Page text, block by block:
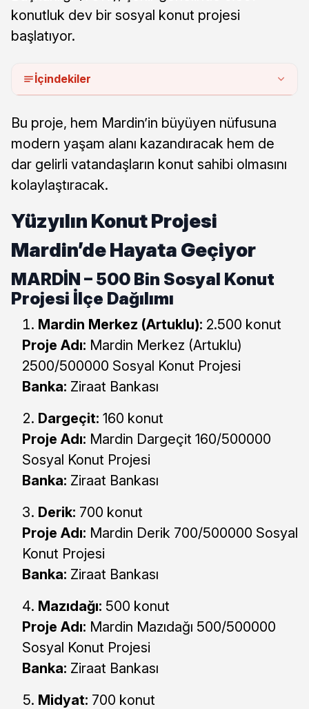
konutluk dev bir sosyal konut projesi
başlatıyor.
İçindekiler
Bu proje, hem Mardin’in büyüyen nüfusuna
modern yaşam alanı kazandıracak hem de
dar gelirli vatandaşların konut sahibi olmasını
kolaylaştıracak.
Yüzyılın Konut Projesi
Mardin’de Hayata Geçiyor
MARDİN – 500 Bin Sosyal Konut
Projesi İlçe Dağılımı
Mardin Merkez (Artuklu): 2.500 konut
Proje Adı: Mardin Merkez (Artuklu)
2500/500000 Sosyal Konut Projesi
Banka: Ziraat Bankası
Dargeçit: 160 konut
Proje Adı: Mardin Dargeçit 160/500000
Sosyal Konut Projesi
Banka: Ziraat Bankası
Derik: 700 konut
Proje Adı: Mardin Derik 700/500000 Sosyal
Konut Projesi
Banka: Ziraat Bankası
Mazıdağı: 500 konut
Proje Adı: Mardin Mazıdağı 500/500000
Sosyal Konut Projesi
Banka: Ziraat Bankası
Midyat: 700 konut